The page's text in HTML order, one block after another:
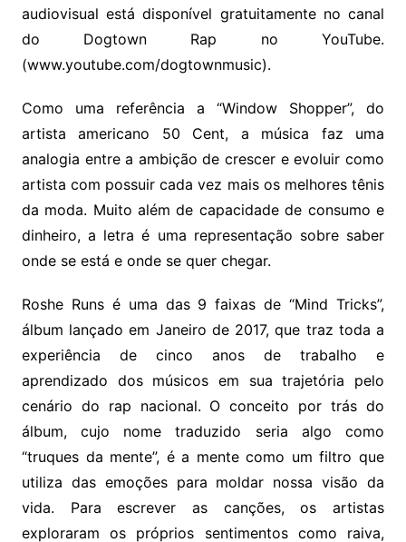
audiovisual está disponível gratuitamente no canal
do Dogtown Rap no YouTube.
(www.youtube.com/dogtownmusic).
Como uma referência a “Window Shopper”, do
artista americano 50 Cent, a música faz uma
analogia entre a ambição de crescer e evoluir como
artista com possuir cada vez mais os melhores tênis
da moda. Muito além de capacidade de consumo e
dinheiro, a letra é uma representação sobre saber
onde se está e onde se quer chegar.
Roshe Runs é uma das 9 faixas de “Mind Tricks”,
álbum lançado em Janeiro de 2017, que traz toda a
experiência de cinco anos de trabalho e
aprendizado dos músicos em sua trajetória pelo
cenário do rap nacional. O conceito por trás do
álbum, cujo nome traduzido seria algo como
“truques da mente”, é a mente como um filtro que
utiliza das emoções para moldar nossa visão da
vida. Para escrever as canções, os artistas
exploraram os próprios sentimentos como raiva,